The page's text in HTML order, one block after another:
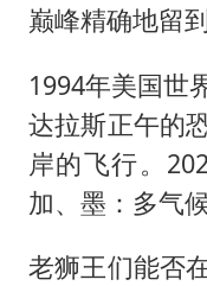
巅峰精确地留
1994年美国世
达拉斯正午的
岸的飞行。
加、墨：多气
老狮王们能否